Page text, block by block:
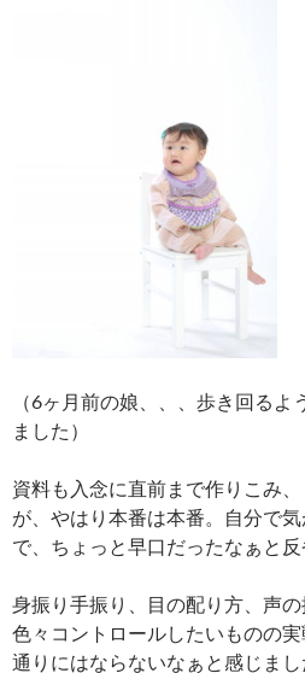
（6ヶ月前の娘、、、歩き回る
ました）
資料も入念に直前まで作りこみ
が、やはり本番は本番。自分で
で、ちょっと早口だったなぁと反
身振り手振り、目の配り方、声の
色々コントロールしたいものの
通りにはならないなぁと感じまし